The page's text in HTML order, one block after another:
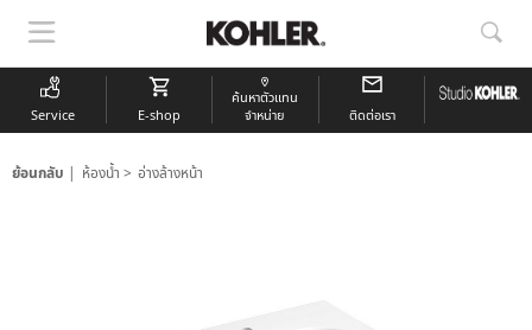
แสดง
การนำ
ทาง
แส
การ
ค้นห
Service E-shop
ค้นหาตัวแทน
จำหน่าย
ติดต่อเรา
ย้อนกลับ ห้องน้ำ อ่างล้างหน้า